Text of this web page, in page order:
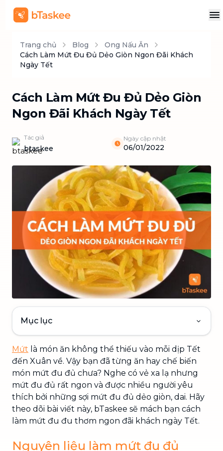
Trang chủ Blog
Ong Nấu Ăn
Cách Làm Mứt Đu Đủ Dẻo Giòn Ngon Đãi Khách
Ngày Tết
Cách Làm Mứt Đu Đủ Dẻo Giòn
Ngon Đãi Khách Ngày Tết
Tác giả
btaskee
Ngày cập nhật
06/01/2022
Mục lục
Mứt là món ăn không thể thiếu vào mỗi dịp Tết
đến Xuân về. Vậy bạn đã từng ăn hay chế biến
món mứt đu đủ chưa? Nghe có vẻ xa lạ nhưng
mứt đu đủ rất ngon và được nhiều người yêu
thích bởi những sợi mứt đu đủ dẻo giòn, dai. Hãy
theo dõi bài viết này, bTaskee sẽ mách bạn cách
làm mứt đu đu thơm ngon đãi khách ngày Tết.
Nguyên liệu làm mứt đu đủ